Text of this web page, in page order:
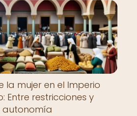
la mujer en el Imperio
Entre restricciones y
autonomía